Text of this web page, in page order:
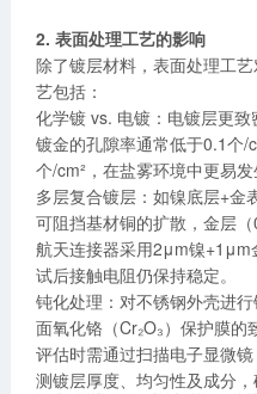
2. 表面处理工艺的影响
除了镀层材料，表面处理工
艺包括：
化学镀 vs. 电镀：电镀层更
镀金的孔隙率通常低于0.1个/
个/cm²，在盐雾环境中更易发
多层复合镀层：如镍底层+金
可阻挡基材铜的扩散，金层
航天连接器采用2μm镍+1μm
试后接触电阻仍保持稳定。
钝化处理：对不锈钢外壳进
面氧化铬（Cr₂O₃）保护膜的
评估时需通过扫描电子显微
测镀层厚度、均匀性及成分，